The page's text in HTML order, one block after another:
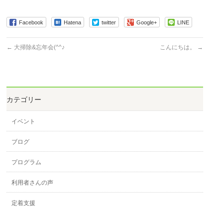
Facebook Hatena twitter Google+ LINE
← 大掃除&忘年会(^^♪ こんにちは。 →
カテゴリー
イベント
ブログ
プログラム
利用者さんの声
定着支援